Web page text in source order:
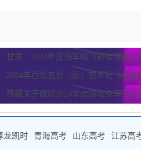
甘肃：2024年度海军招飞初检预选工
2024年西北五省（区）空军招飞高考
西藏关于做好2024年度招收空军飞行
龙凯时 青海高考 山东高考 江苏高